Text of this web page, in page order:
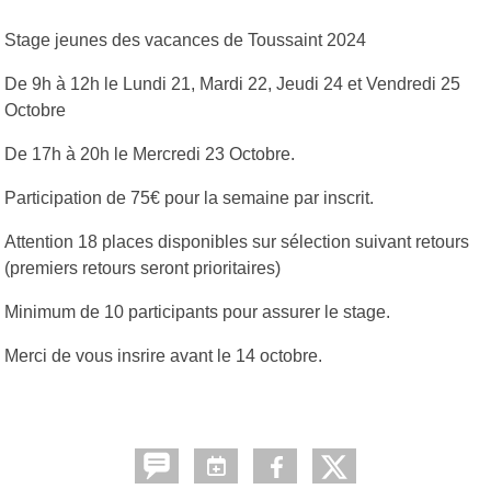
Stage jeunes des vacances de Toussaint 2024
De 9h à 12h le Lundi 21, Mardi 22, Jeudi 24 et Vendredi 25
Octobre
De 17h à 20h le Mercredi 23 Octobre.
Participation de 75€ pour la semaine par inscrit.
Attention 18 places disponibles sur sélection suivant retours
(premiers retours seront prioritaires)
Minimum de 10 participants pour assurer le stage.
Merci de vous insrire avant le 14 octobre.